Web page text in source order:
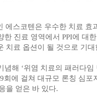
에스코텐은 우수한 치료 효
한 진료 영역에서 PPI에 대
치료 옵션이 될 것으로 기대
해 ‘위염 치료의 패러다임
회에 걸쳐 대규모 론칭 심
을 얻은 바 있다.